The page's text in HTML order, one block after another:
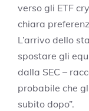
verso gli ETF
chiara
L’arrivo dello
spostare gli
dalla SEC –
probabile che
subito dopo”.